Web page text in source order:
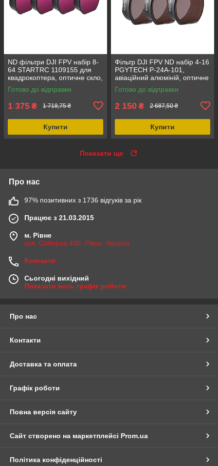
ND фільтри DJI FPV набір 8-
64 STARTRC 1109155 для
квадрокоптера, оптичне скло,
пластиковий кейс,
швидкознімний дизайн
Готово до відправки
1 375 ₴ 1 718,75 ₴
Купити
Фільтр DJI FPV ND набір 4-16
PGYTECH P-24A-101,
авіаційний алюміній, оптичне
скло, легкий та
швидкознімний дизайн
Готово до відправки
2 150 ₴ 2 687,50 ₴
Купити
Показати ще
Про нас
97% позитивних з 1736 відгуків за рік
Працює з 21.03.2015
м. Рівне
вул. Соборна 430, Рівне, Україна
Контакти
Сьогодні вихідний
Показати весь графік роботи
Про нас
Контакти
Доставка та оплата
Графік роботи
Повна версія сайту
Сайт створено на маркетплейсі Prom.ua
Політика конфіденційності